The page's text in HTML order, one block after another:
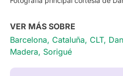
VER MÁS SOBRE
Barcelona, Cataluña, CLT,
Madera, Sorigué